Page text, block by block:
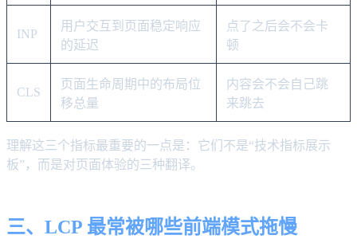
INP
用户交互到页面稳定响应
的延迟
点了之后会不会卡
顿
CLS
页面生命周期中的布局位
移总量
内容会不会自己跳
来跳去
理解这三个指标最重要的一点是：它们不是“技术指标展示
板”，而是对页面体验的三种翻译。
三、LCP 最常被哪些前端模式拖慢